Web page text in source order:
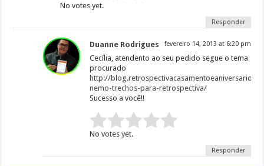
No votes yet.
Responder
Duanne Rodrigues fevereiro 14, 2013 at 6:20 pm
Cecília, atendento ao seu pedido segue o tema
procurado
http://
nemo-trechos-para-retrospectiva/
Sucesso a você!!
Rate this item:
Submit Rating
No votes yet.
Responder